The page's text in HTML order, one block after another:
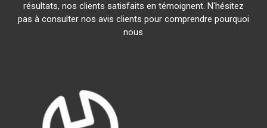
résultats, nos clients satisfaits en témoignent. N'hésitez
pas à consulter nos avis clients pour comprendre pourquoi
nous